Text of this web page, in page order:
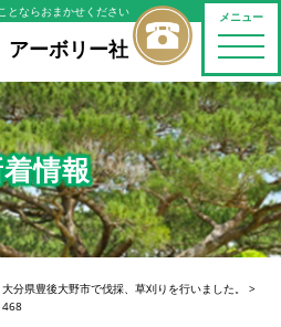
メニュー
toggle
とならおまかせください
アーボリー社
情報
大分県豊後大野市で伐採、草刈りを行いました。
>